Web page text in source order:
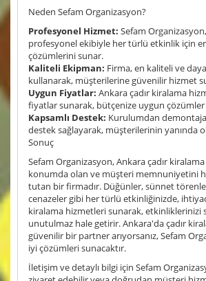
Neden Sefam Organizasyon?
Profesyonel Hizmet: Sefam
profesyonel ekibiyle her türlü etkinlik için
çözümlerini sunar.
Kaliteli Ekipman: Firma, en kaliteli ve
kullanarak, müşterilerine güvenilir hizmet
Uygun Fiyatlar: Ankara çadır kiralama
fiyatlar sunarak, bütçenize uygun çözümler
Kapsamlı Destek: Kurulumdan
destek sağlayarak, müşterilerinin yanında
Sonuç
Sefam Organizasyon, Ankara çadır
konumda olan ve müşteri memnuniyetini
tutan bir firmadır. Düğünler, sünnet
cenazeler gibi her türlü etkinliğinizde,
kiralama hizmetleri sunarak, etkinliklerinizi
unutulmaz hale getirir. Ankara'da çadır
güvenilir bir partner arıyorsanız, Sefam
iyi çözümleri sunacaktır.
İletişim ve detaylı bilgi için Sefam